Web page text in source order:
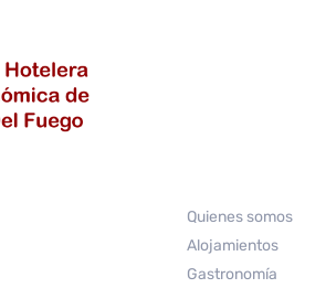
Quienes somos
Alojamientos
Gastronomía